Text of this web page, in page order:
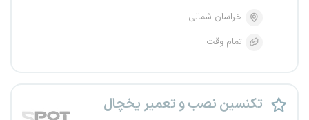
خراسان شمالی
تمام وقت
تکنسین نصب و تعمیر یخچال